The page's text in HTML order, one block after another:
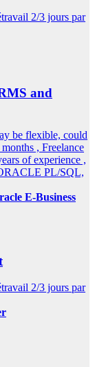
2/3 jours par
and
be flexible, could
, Freelance
of experience ,
PL/SQL,
E-Business
2/3 jours par